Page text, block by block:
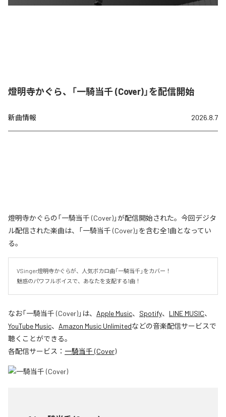
燈明寺かぐら、「一騎当千 (Cover)」を配信開始
新曲情報 2026.8.7
燈明寺かぐらの「一騎当千 (Cover)」が配信開始された。今回デジタ
ル配信された楽曲は、「一騎当千 (Cover)」を含む全1曲となってい
る。
VSinger燈明寺かぐらが、人気ボカロ曲「一騎当千」をカバー！
魅惑のパワフルボイスで、あなたを支配する1曲！
なお「一騎当千 (Cover)」は、 Apple Music、 Spotify、 LINE MUSIC、
YouTube Music、 Amazon Music Unlimitedなどの音楽配信サービスで
聴くことができる。
各配信サービス： 一騎当千 (Cover)